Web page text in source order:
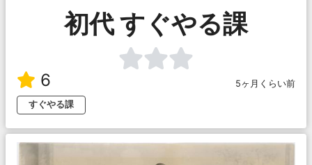
初代 すぐやる課
6
5ヶ月くらい前
すぐやる課